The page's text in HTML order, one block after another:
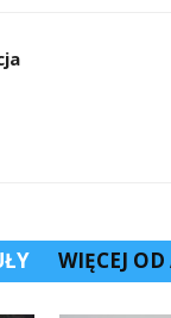
WIĘCEJ